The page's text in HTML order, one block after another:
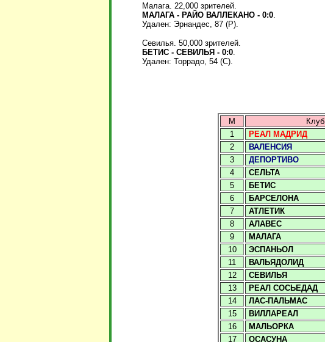
Малага. 22,000 зрителей.
МАЛАГА - РАЙО ВАЛЛЕКАНО - 0:0
Удален: Эрнандес, 87 (Р).
Севилья. 50,000 зрителей.
БЕТИС - СЕВИЛЬЯ - 0:0
Удален: Торрадо, 54 (С).
М Клуб
1
РЕАЛ МАДРИД
2
ВАЛЕНСИЯ
3
ДЕПОРТИВО
4
СЕЛЬТА
5
БЕТИС
6
БАРСЕЛОНА
7
АТЛЕТИК
8
АЛАВЕС
9
МАЛАГА
10
ЭСПАНЬОЛ
11
ВАЛЬЯДОЛИД
12
СЕВИЛЬЯ
13
РЕАЛ СОСЬЕДАД
14
ЛАС-ПАЛЬМАС
15
ВИЛЛАРЕАЛ
16
МАЛЬОРКА
17
ОСАСУНА